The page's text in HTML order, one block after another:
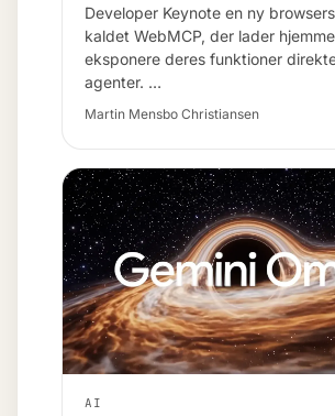
Developer Keynote en ny
kaldet WebMCP, der lader
eksponere deres funktioner
agenter. …
Martin Mensbo Christiansen
AI